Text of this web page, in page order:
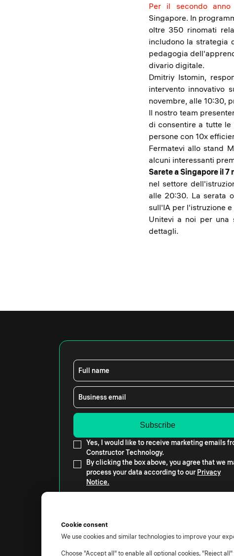
Per il secondo anno
Singapore. In
oltre 350 rinomati
includono la strategia
pedagogia
divario digitale.
Dmitriy Istomin,
intervento
novembre, alle 10:30,
Il nostro team
di consentire a tutte
persone con 10x
Fermatevi allo stand
alcuni interessanti
Sarete a Singapore il 7
nel settore
alle 20:30. La serata
sull'IA per l'istruzione
Unitevi a noi per una
dettagli.
Full name
Business email
Yes, I would like to receive marketing emails
Constructor Technology.
By clicking the box above, you agree that we
process your data according to our Privacy
Notice.
Cookie consent
We use cookies and similar technologies to improve your
Choose "Accept all" to enable all optional cookies, "Reject